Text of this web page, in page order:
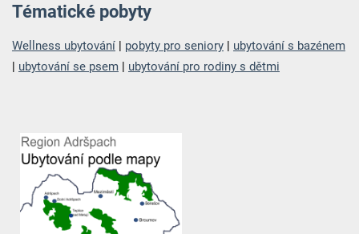
Tématické pobyty
Wellness ubytování| pobyty pro seniory| ubytování s bazénem
| ubytování se psem| ubytování pro rodiny s dětmi